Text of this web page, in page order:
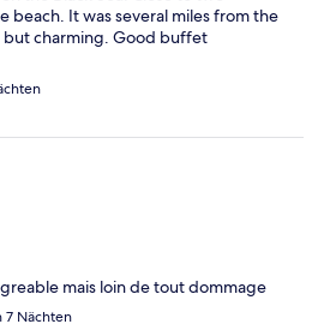
beach. It was several miles from the
but charming. Good buffet
mais loin de tout dommage
7 Nächten